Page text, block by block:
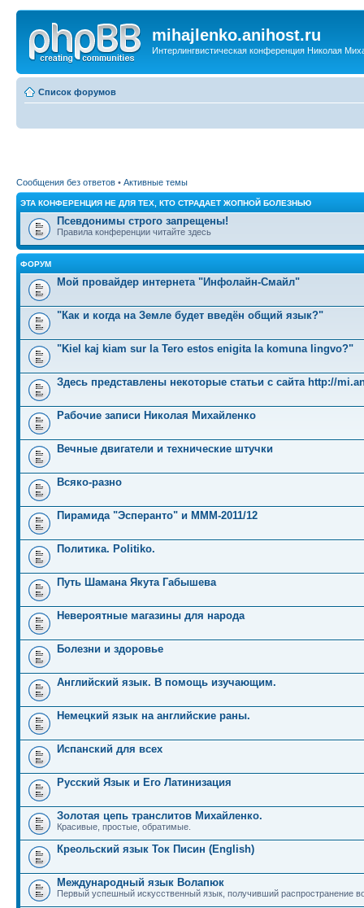
mihajlenko.anihost.ru
Интерлингвистическая конференция Николая
Список форумов
Сообщения без ответов • Активные темы
ЭТА КОНФЕРЕНЦИЯ НЕ ДЛЯ ТЕХ, КТО СТРАДАЕТ ЖОПНОЙ БОЛЕЗНЬЮ
Псевдонимы строго запрещены!
Правила конференции читайте здесь
ФОРУМ
Мой провайдер интернета "Инфолайн-Смайл"
"Как и когда на Земле будет введён общий язык?"
"Kiel kaj kiam sur la Tero estos enigita la komuna lingvo?"
Здесь представлены некоторые статьи с сайта http://
Рабочие записи Николая Михайленко
Вечные двигатели и технические штучки
Всяко-разно
Пирамида "Эсперанто" и MMM-2011/12
Политика. Politiko.
Путь Шамана Якута Габышева
Невероятные магазины для народа
Болезни и здоровье
Английский язык. В помощь изучающим.
Немецкий язык на английские раны.
Испанский для всех
Русский Язык и Его Латинизация
Золотая цепь транслитов Михайленко.
Красивые, простые, обратимые.
Креольский язык Ток Писин (English)
Международный язык Волапюк
Первый успешный искусственный язык, получивший распространение